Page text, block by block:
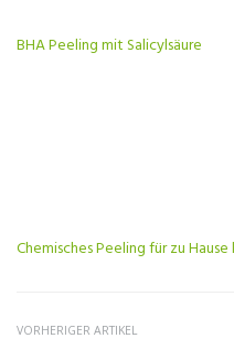
BHA Peeling mit Salicylsäure
Chemisches Peeling für zu
VORHERIGER ARTIKEL